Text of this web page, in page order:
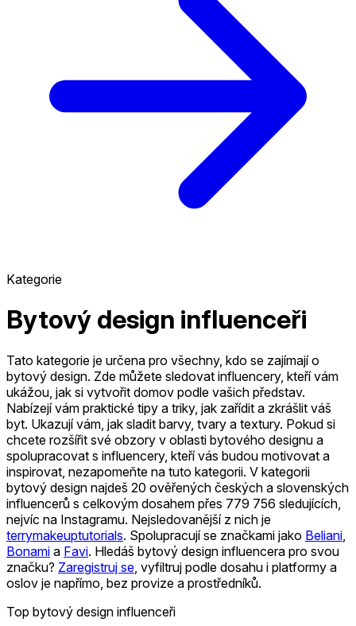
Kategorie
Bytový design influenceři
Tato kategorie je určena pro všechny, kdo se zajímají o
bytový design. Zde můžete sledovat influencery, kteří vám
ukážou, jak si vytvořit domov podle vašich představ.
Nabízejí vám praktické tipy a triky, jak zařídit a zkrášlit váš
byt. Ukazují vám, jak sladit barvy, tvary a textury. Pokud si
chcete rozšířit své obzory v oblasti bytového designu a
spolupracovat s influencery, kteří vás budou motivovat a
inspirovat, nezapomeňte na tuto kategorii. V kategorii
bytový design najdeš 20 ověřených českých a slovenských
influencerů s celkovým dosahem přes 779 756 sledujících,
nejvíc na Instagramu. Nejsledovanější z nich je
terrymakeuptutorials. Spolupracují se značkami jako Beliani
Bonami a Favi. Hledáš bytový design influencera pro svou
značku? Zaregistruj se , vyfiltruj podle dosahu i platformy a
oslov je napřímo, bez provize a prostředníků.
Top bytový design influenceři